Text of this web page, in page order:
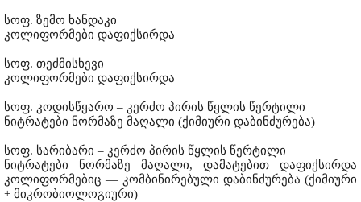
სოფ. ზემო ხანდაკი
კოლიფორმები დაფიქსირდა
სოფ. თეძმისხევი
კოლიფორმები დაფიქსირდა
სოფ. კოდისწყარო – კერძო პირის წყლის წერტილი
ნიტრატები ნორმაზე მაღალი (ქიმიური დაბინძურება)
სოფ. სარიბარი – კერძო პირის წყლის წერტილი
ნიტრატები ნორმაზე მაღალი, დამატებით დაფიქსირდა
კოლიფორმებიც — კომბინირებული დაბინძურება (ქიმიური
+ მიკრობიოლოგიური)